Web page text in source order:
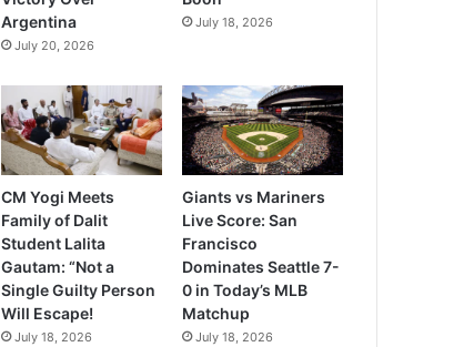
Argentina
July 20, 2026
July 18, 2026
CM Yogi Meets
Family of Dalit
Student Lalita
Gautam: “Not a
Single Guilty Person
Will Escape!
July 18, 2026
Giants vs Mariners
Live Score: San
Francisco
Dominates Seattle 7-
0 in Today’s MLB
Matchup
July 18, 2026